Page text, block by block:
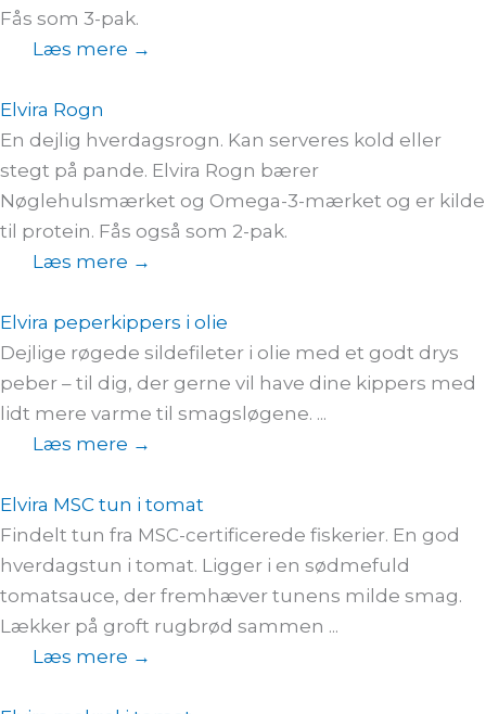
Fås som 3-pak.
Læs mere →
Elvira Rogn
En dejlig hverdagsrogn. Kan serveres kold eller
stegt på pande. Elvira Rogn bærer
Nøglehulsmærket og Omega-3-mærket og er kilde
til protein. Fås også som 2-pak.
Læs mere →
Elvira peperkippers i olie
Dejlige røgede sildefileter i olie med et godt drys
peber – til dig, der gerne vil have dine kippers med
lidt mere varme til smagsløgene. ...
Læs mere →
Elvira MSC tun i tomat
Findelt tun fra MSC-certificerede fiskerier. En god
hverdagstun i tomat. Ligger i en sødmefuld
tomatsauce, der fremhæver tunens milde smag.
Lækker på groft rugbrød sammen ...
Læs mere →